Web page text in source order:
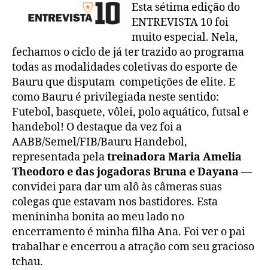
Esta sétima edição do
ENTREVISTA 10 foi
muito especial. Nela,
fechamos o ciclo de já ter trazido ao programa
todas as modalidades coletivas do esporte de
Bauru que disputam competições de elite. E
como Bauru é privilegiada neste sentido:
Futebol, basquete, vôlei, polo aquático, futsal e
handebol! O destaque da vez foi a
AABB/Semel/FIB/Bauru Handebol,
representada pelatreinadora Maria Amelia
Theodoro e das jogadoras Bruna e Dayana—
convidei para dar um alô às câmeras suas
colegas que estavam nos bastidores. Esta
menininha bonita ao meu lado no
encerramento é minha filha Ana. Foi ver o pai
trabalhar e encerrou a atração com seu gracioso
tchau.